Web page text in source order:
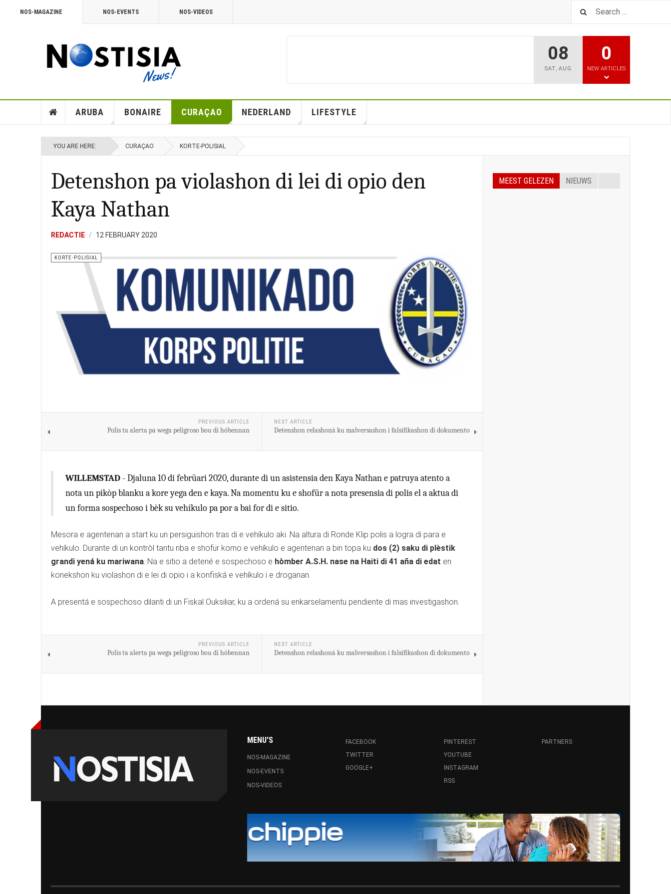
NOS-MAGAZINE NOS-EVENTS NOS-VIDEOS
08
SAT, AUG
0
NEW ARTICLES
ARUBA BONAIRE CURAÇAO NEDERLAND LIFESTYLE
YOU ARE HERE: CURAÇAO KORTE-POLISIAL
Detenshon pa violashon di lei di opio den
Kaya Nathan
REDACTIE 12 FEBRUARY 2020
KORTE-POLISIAL
PREVIOUS ARTICLE
Polis ta alerta pa wega peligroso bou di hóbennan
NEXT ARTICLE
Detenshon relashoná ku malversashon i falsifikashon di dokumento
WILLEMSTAD - Djaluna 10 di febrüari 2020, durante di un asistensia den Kaya Nathan e patruya atento a
nota un pikòp blanku a kore yega den e kaya. Na momentu ku e shofür a nota presensia di polis el a aktua di
un forma sospechoso i bèk su vehíkulo pa por a bai for di e sitio.
Mesora e agentenan a start ku un persiguishon tras di e vehíkulo aki. Na altura di Ronde Klip polis a logra di para e
vehíkulo. Durante di un kontròl tantu riba e shofür komo e vehíkulo e agentenan a bin topa ku dos (2) saku di plèstik
grandi yená ku mariwana. Na e sitio a detené e sospechoso e hòmber A.S.H. nase na Haiti di 41 aña di edat en
konekshon ku violashon di e lei di opio i a konfiská e vehíkulo i e droganan.
A presentá e sospechoso dilanti di un Fiskal Ouksiliar, ku a ordená su enkarselamentu pendiente di mas investigashon.
PREVIOUS ARTICLE
Polis ta alerta pa wega peligroso bou di hóbennan
NEXT ARTICLE
Detenshon relashoná ku malversashon i falsifikashon di dokumento
MEEST GELEZEN NIEUWS
MENU'S
NOS-MAGAZINE
NOS-EVENTS
NOS-VIDEOS
FACEBOOK
TWITTER
GOOGLE+
PINTEREST
YOUTUBE
INSTAGRAM
RSS
PARTNERS